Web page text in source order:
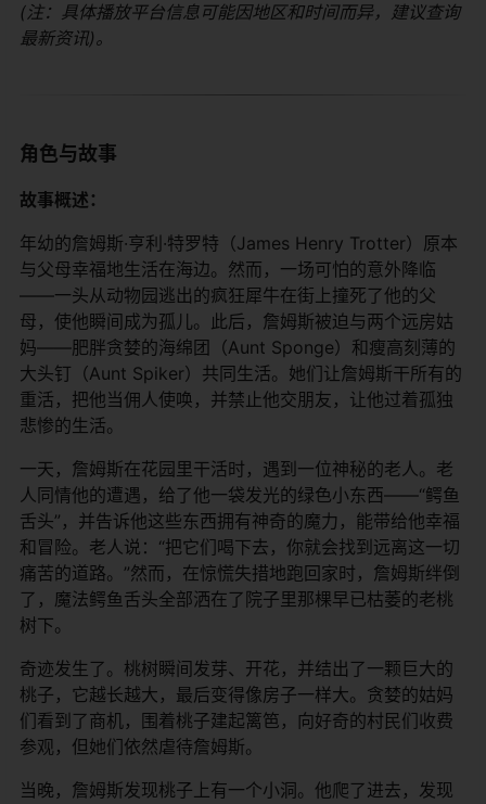
(注：具体播放平台信息可能因地区和时间而异，建议查询
最新资讯)。
角色与故事
​故事概述：​
年幼的詹姆斯·亨利·特罗特（James Henry Trotter）原本
与父母幸福地生活在海边。然而，一场可怕的意外降临
——一头从动物园逃出的疯狂犀牛在街上撞死了他的父
母，使他瞬间成为孤儿。此后，詹姆斯被迫与两个远房姑
妈——肥胖贪婪的海绵团（Aunt Sponge）和瘦高刻薄的
大头钉（Aunt Spiker）共同生活。她们让詹姆斯干所有的
重活，把他当佣人使唤，并禁止他交朋友，让他过着孤独
悲惨的生活。
一天，詹姆斯在花园里干活时，遇到一位神秘的老人。老
人同情他的遭遇，给了他一袋发光的绿色小东西——“鳄鱼
舌头”，并告诉他这些东西拥有神奇的魔力，能带给他幸福
和冒险。老人说：“把它们喝下去，你就会找到远离这一切
痛苦的道路。”然而，在惊慌失措地跑回家时，詹姆斯绊倒
了，魔法鳄鱼舌头全部洒在了院子里那棵早已枯萎的老桃
树下。
奇迹发生了。桃树瞬间发芽、开花，并结出了一颗巨大的
桃子，它越长越大，最后变得像房子一样大。贪婪的姑妈
们看到了商机，围着桃子建起篱笆，向好奇的村民们收费
参观，但她们依然虐待詹姆斯。
当晚，詹姆斯发现桃子上有一个小洞。他爬了进去，发现